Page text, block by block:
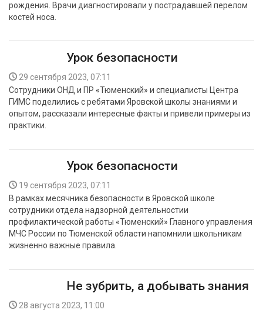
СПОРТ
АРХИВ PDF
рождения. Врачи диагностировали у пострадавшей перелом
костей носа.
Урок безопасности
29 сентября 2023, 07:11
Сотрудники ОНД и ПР «Тюменский» и специалисты Центра
ГИМС поделились с ребятами Яровской школы знаниями и
опытом, рассказали интересные факты и привели примеры из
практики.
Урок безопасности
19 сентября 2023, 07:11
В рамках месячника безопасности в Яровской школе
сотрудники отдела надзорной деятельностии
профилактической работы «Тюменский» Главного управления
МЧС России по Тюменской области напомнили школьникам
жизненно важные правила.
Не зубрить, а добывать знания
28 августа 2023, 11:00